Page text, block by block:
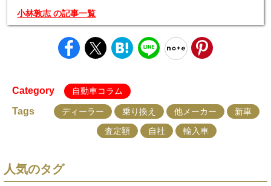
小林敦志 の記事一覧
Category 自動車コラム
Tags ディーラー 乗り換え 他メーカー
新車
査定額
自社 輸入車
人気のタグ